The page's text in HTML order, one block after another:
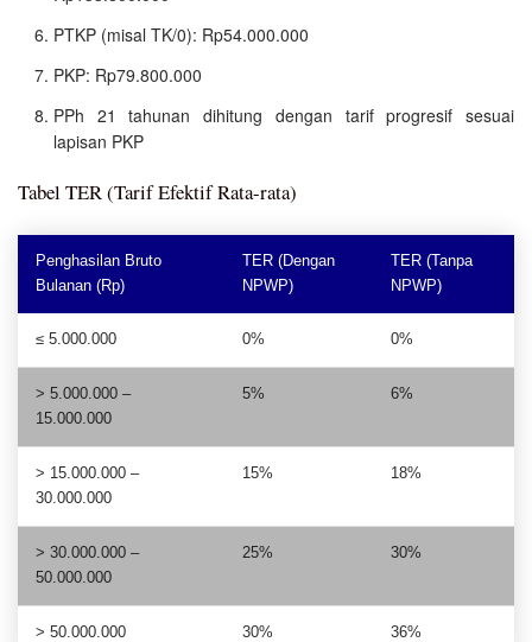
PTKP (misal TK/0): Rp54.000.000
PKP: Rp79.800.000
PPh 21 tahunan dihitung dengan tarif progresif sesuai
lapisan PKP
Tabel TER (Tarif Efektif Rata-rata)
Penghasilan Bruto
Bulanan (Rp)
TER (Dengan
NPWP)
TER (Tanpa
NPWP)
≤ 5.000.000 0% 0%
> 5.000.000 –
15.000.000
5% 6%
> 15.000.000 –
30.000.000
15% 18%
> 30.000.000 –
50.000.000
25% 30%
> 50.000.000 30% 36%